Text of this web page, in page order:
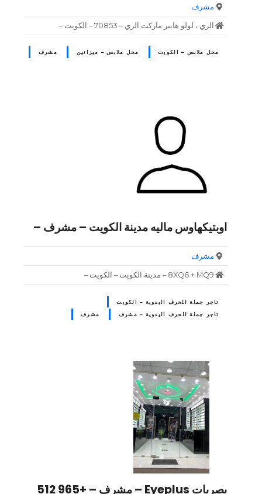
مشرف
الري ، لولو هايبر ماركت الري – 70853 – الكويت –
محل ملابس – الكويت محل ملابس – ميزانين مشرف
اوبتيكهاوس ماليه مدينة الكويت – مشرف –
مشرف
8XQ6 + MQ9 – مدينة الكويت – الكويت –
تاجر جملة للحرف اليدوية – الكويت
تاجر جملة للحرف اليدوية – مشرف
مشرف
بصريات Eyeplus – مشرف – +965 512